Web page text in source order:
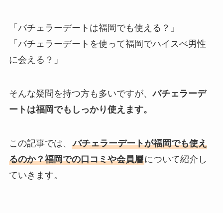
「バチェラーデートは福岡でも使える？」
「バチェラーデートを使って福岡でハイスぺ男性
に会える？」
そんな疑問を持つ方も多いですが、バチェラーデ
ートは福岡でもしっかり使えます。
この記事では、 バチェラーデートが福岡でも使え
るのか？福岡での口コミや会員層について紹介し
ていきます。